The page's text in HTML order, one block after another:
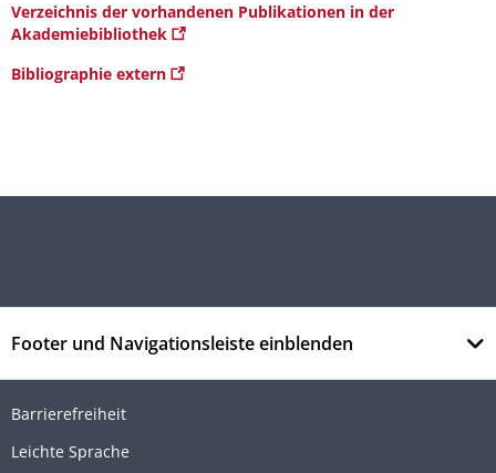
Verzeichnis der vorhandenen Publikationen in der
Akademiebibliothek
Bibliographie extern
Footer und Navigationsleiste einblenden
Barrierefreiheit
Leichte Sprache